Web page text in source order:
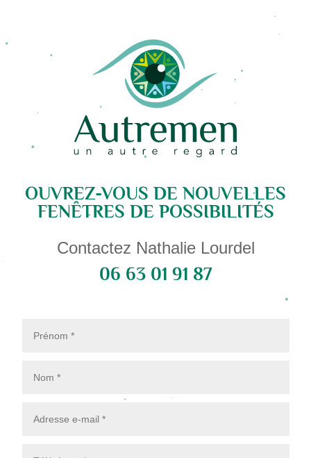
OUVREZ-VOUS DE NOUVELLES
FENÊTRES DE POSSIBILITÉS
Contactez Nathalie Lourdel
06 63 01 91 87